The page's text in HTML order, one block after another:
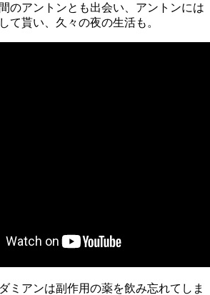
のアントンとも出会い、アントンには
て貰い、久々の夜の生活も。
ミアンは副作用の薬を飲み忘れてしま